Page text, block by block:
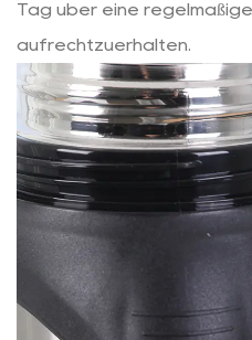
Tag über eine
aufrechtzuerhalten.